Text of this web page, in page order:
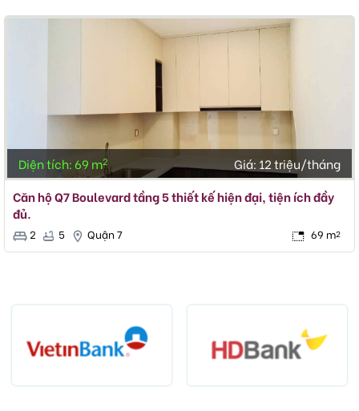
Diện tích: 69 m2 Giá: 12 triệu/tháng
Căn hộ Q7 Boulevard tầng 5 thiết kế hiện đại, tiện ích đầy
đủ.
2 5 Quận 7 69 m2